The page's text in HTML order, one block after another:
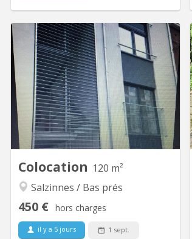
Colocation 120 m²
Salzinnes / Bas prés
450 € hors charges
il y a 5 jours 1 sept.
KN 5857
Très beau duplex comprenant 3
chambres dont une avec un coin
douche/évier privé, un séjour, une
cuisine équipée, une salle de bains, 2
wc